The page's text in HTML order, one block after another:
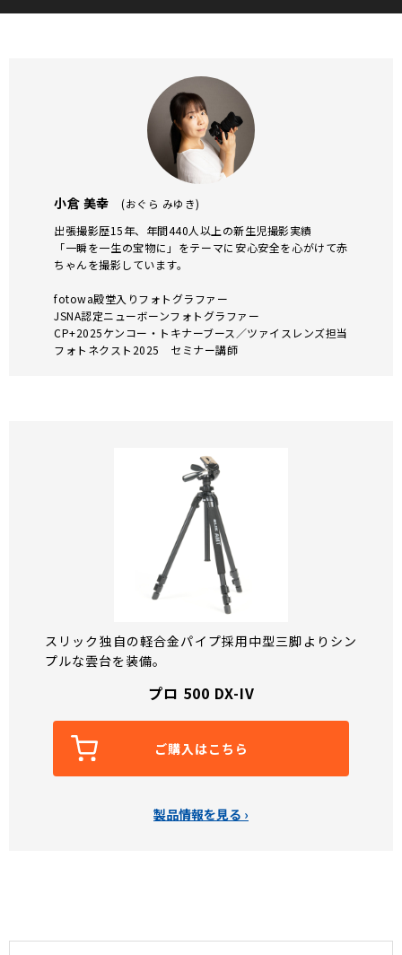
小倉 美幸
(おぐら みゆき)
出張撮影歴15年、年間440人以上の新生児撮影実績
「一瞬を一生の宝物に」をテーマに安心安全を心がけて赤
ちゃんを撮影しています。
fotowa殿堂入りフォトグラファー
JSNA認定ニューボーンフォトグラファー
CP+2025ケンコー・トキナーブース／ツァイスレンズ担当
フォトネクスト2025 セミナー講師
スリック独自の軽合金パイプ採用中型三脚 よりシン
プルな雲台を装備。
プロ 500 DX-IV
ご購入はこちら
製品情報を見る ›